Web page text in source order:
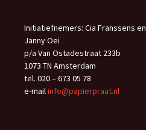
Initiatiefnemers: Cia Franssens en
Janny Oei
p/a Van Ostadestraat 233b
1073 TN Amsterdam
tel. 020 – 673 05 78
e-mailinfo@papierpraat.nl